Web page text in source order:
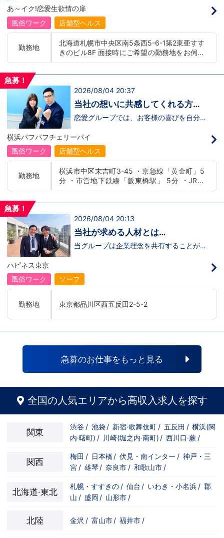
んか！？ 勿論、男性だけではなく女性も
活躍中。ハピネスグループ初の女性店長だ
って目指せます。それでもまだ迷ってるっ
て方は是非オフィシャルサイトをご覧下さ
お手数ですがコピー＆ペーストしてURLを
開いていただければです。先輩のインタビ
ュー動画など、アナタが一歩踏み出すキッ
非ご覧ください(^^)鳥取米子で 「オトコの
480万円＋目標達成報奨金100万円☆※今
だけ限定引越し代も当社負担！！！
バー！店舗間5分程度お客様を送迎するだ
け！時給：①1,300円～②1,100円～勤務
時間：①早番：8:00～18:00 （食事休憩
あり：実働9時間） 遅番：16:00～翌
日祝日の日中(9時～16時位まで)、平日夜
(夕方～24時位まで)※ご希望があれば、そ
の他のシフト調整も可能です。お気軽にご
であればOK！②ご自身の車持ち込み
用時は時給変動あり）「今すぐ稼ぎた
い！」「業界に興味はあるけどちょっと不
安...」「運転が好き！」という方、大歓
迎！スピード採用中につき、ご応募はお急
喜びを自分自身の喜びに感じられるような
人物を求めています！・接客が好き・お客
様が笑顔になると自分も嬉しい・お客様だ
けでなく、働く仲間もキャストさんも笑顔
為にはどうしたらいいのか？を考えられる
上記のような方が当グループでは活躍の場
を広げています。他にも…・失敗しても諦
い！・環境を変えてチャレンジしたい！・
経験がないからダメという事は一切なく、
自分の将来のビジョンの為にこうしたい！
こうなりたい！と強い意志を持ってる方に
も平等にチャンスがある職場になっていま
と求めてる人物像と自分は違うかも…？」
と思う方もいると思います。ですが、よく
が少ないと思います。ココは自分にも当て
はまる！で十分なんです。まずは応募し
て、面接時にあなたの想いを聞かせてくだ
いただきます。その話の中で共感できる
あ～イク!恋愛生欲情の扉
風俗ワーク
店舗型ヘルス
勤務地
北海道札幌市中央区南5条西5-6-1第2東亜すす
きのビル8F 面接時にご希望の勤務地をお伺い
し、配属店舗を決定いたします。 入社後の転
■横浜エリア：神奈川県横浜市中区 ・京急線
黄金町駅、日ノ出町駅 ・市営地下鉄阪東橋
駅、伊勢佐木長者町駅 ・JR横浜線関内駅 ■札
幌エリア：北海道札幌市 地下鉄南北線すすき
の駅
急募！
2026/08/04 20:37
当社の想いに共感してくれる方、
大募集‼
恋愛グループでは、お客様の喜びを自分自
います！・接客が好き・お客様が笑顔にな
ると自分も嬉しい・お客様だけでなく、働
く仲間もキャストさんも笑顔になると嬉し
い・喜んで(楽しんで)もらう為にはどうし
方が当グループでは活躍の場を広げていま
す。他にも…・失敗しても諦めない！・と
にかくやる気だけは負けない！・環境を変
をあげたい！など。接客業経験がないから
ジョンの為にこうしたい！こうなりたい！
と強い意志を持ってる方にも平等にチャン
スがある職場になっています。その為、未
経験からの応募も大歓迎です。今働いてる
と思います。ですが、よく考えてくださ
い。全てが当てはまる人の方が少ないと思
分なんです。まずは応募して、面接時にあ
なたの想いを聞かせてください。その後、
私たちの想いを説明させていただきます。
と思います。ご応募お待ちしておりま
横浜パフパフチェリーパイ
風俗ワーク
店舗型ヘルス
勤務地
横浜市中区末吉町3-45 ・京急線「黄金町」5
分 ・市営地下鉄線「阪東橋駅」 5分 ・JR線
「関内駅」15分
急募！
2026/08/04 20:13
当社が求める人材とは…
当グループは企業理念を共有することがで
ます！！』つまり…【店長/幹部】の空き
枠があるってことです。実際に働いてみ
職者になれない(´;ω;｀)なんて経験はあり
ませんか？？当グループは年功序列ではな
く実力主義です。頑張り次第でいくらでも
のある方には必要な席をしっかりご用意で
入社後、最短で8ヶ月で店長になった先輩
もいます。その先輩のあとにアナタも続き
ませんか！？勿論、男性だけではなく女性
も活躍中。ハピネスグループ初の女性店長
イトレジャー業界だからといって一般大手
企業様に引けを取らない体制で取り組んで
いる会社です。そのため、誰もが安心して
入社・勤務のできる環境なのです。それで
もまだ不安だな…と思う方は是非オフィシ
ャルサイトをご覧下さい。
【https://happiness-group.biz/】※お手
ていただければです。応募に迷ってる方や
他社と比較検討中など。そのような時は1
回サイトを見ていただければ何か変わるか
しております。＜お給料に関して＞月収
500,000円スタート+交通費、家族手当、
禁煙手当、社訓手当、昇給昇格は随時実
実績あり。＜待遇＞社会保険、厚生年金、
雇用保険、労災、は入社初日から加入有給
ハピネス東京
風俗ワーク
ソープ
勤務地 東京都品川区西五反田2-5-2
急募のお仕事をもっと見る
全国の人気エリアから高収入求人を探す
関東
渋谷 / 池袋 / 新宿·歌舞伎町 / 五反田 / 横浜(関
内·曙町) / 川崎(堀之内·南町) / 西川口·蕨 /
関西
梅田 / 日本橋 / 伏見・南インター / 神戸・三
宮 / 雄琴 / 奈良市 / 和歌山市 /
北海道·東北
札幌・すすきの / 仙台 / いわき・小名浜 / 郡
山 / 盛岡 / 山形市 /
北陸 金沢 / 富山市 / 福井市 /